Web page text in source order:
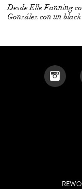
Desde Elle Fanning
González con un